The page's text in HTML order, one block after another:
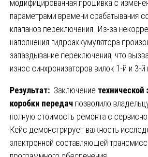
модифицированная прошивка с
параметрами времени срабатывания
клапанов переключения. Из-за
наполнения гидроаккумулятора
запаздывание переключения, что
износ синхронизаторов вилок 1-й и 3-й
Результат: Заключение
коробки передач позволило
полную стоимость ремонта с
Кейс демонстрирует важность
электронной составляющей